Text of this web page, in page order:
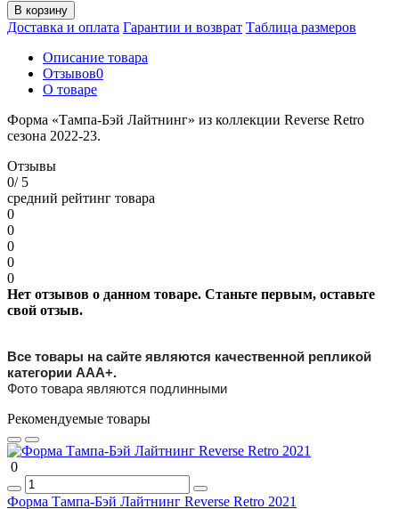
В корзину
Доставка и оплата Гарантии и возврат Таблица размеров
Описание товара
Отзывов0
О товаре
Форма «Тампа-Бэй Лайтнинг» из коллекции Reverse Retro
сезона 2022-23.
Отзывы
0/ 5
средний рейтинг товара
0
0
0
0
0
Нет отзывов о данном товаре. Станьте первым, оставьте
свой отзыв.
Все товары на сайте являются качественной репликой
категории ААА+.
Фото товара являются подлинными
Рекомендуемые товары
0
Форма Тампа-Бэй Лайтнинг Reverse Retro 2021